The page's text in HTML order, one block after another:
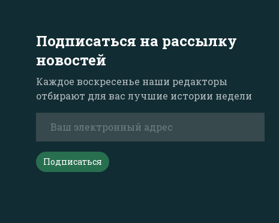
Подписаться на рассылку
новостей
Каждое воскресенье наши редакторы
отбирают для вас лучшие истории недели
Подписаться